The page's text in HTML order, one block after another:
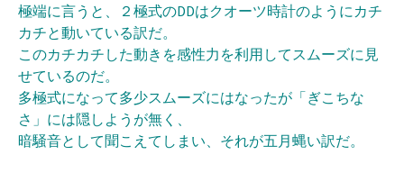
極端に言うと、２極式のDDはクオーツ時計のようにカチ
カチと動いている訳だ。
このカチカチした動きを感性力を利用してスムーズに見
せているのだ。
多極式になって多少スムーズにはなったが「ぎこちな
さ」には隠しようが無く、
暗騒音として聞こえてしまい、それが五月蝿い訳だ。